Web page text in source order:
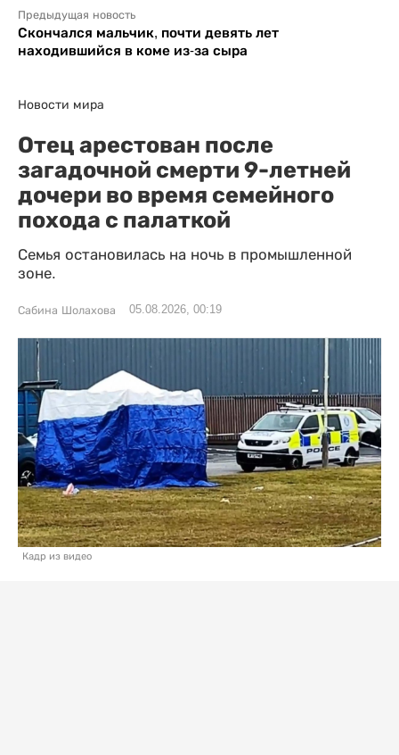
Предыдущая новость
Скончался мальчик, почти девять лет
находившийся в коме из-за сыра
Новости мира
Отец арестован после
загадочной смерти 9-летней
дочери во время семейного
похода с палаткой
Семья остановилась на ночь в промышленной
зоне.
Сабина Шолахова 05.08.2026, 00:19
Кадр из видео